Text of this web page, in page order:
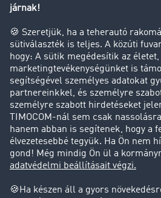
Tehergépkocsi-forgalomkorlátozás
Cég
Sikertörténetek
Ügyfél hoz ügyfelet
Jogi információk
Impresszum